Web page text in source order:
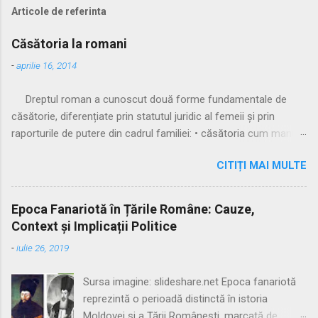
Articole de referinta
Căsătoria la romani
-aprilie 16, 2014
Dreptul roman a cunoscut două forme fundamentale de
căsătorie, diferențiate prin statutul juridic al femeii și prin
raporturile de putere din cadrul familiei: • căsătoria cum manus
și practicată a fost căsătoria cu manus, prin care femeia
trecea sub autoritatea soțului, devenind parte a familiei
acestuia. Spre sfârșitul Republicii, tot mai multe femei au
început să evite această subordonare, trăind în uniuni
nelegitime. Pentru a limita fenomenul, romanii au recunoscut și
căsătoria fără manus, care permitea femeii să rămână sub
autonomia patrimonială. ⚖️ Formele căsătoriei cu manus
Căsătoria cum manus putea fi încheiată în trei modalități
CITIȚI MAI MULTE
Epoca Fanariotă în Țările Române: Cauze,
Context și Implicații Politice
-iulie 26, 2019
Sursa imagine: slideshare.net Epoca fanariotă
reprezintă o perioadă distinctă în istoria